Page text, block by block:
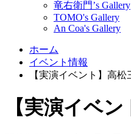
竜右衛門’s Gallery
TOMO's Gallery
An Coa's Gallery
ホーム
イベント情報
【実演イベント】高松
【実演イベ